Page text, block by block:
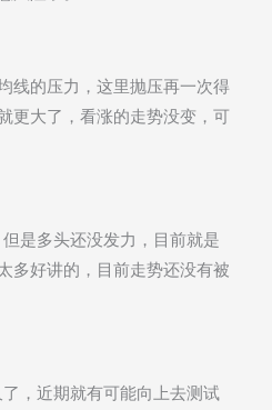
线的压力，这里抛压再一次得
更大了，看涨的走势没变，可
是多头还没发力，目前就是
多好讲的，目前走势还没有被
，近期就有可能向上去测试